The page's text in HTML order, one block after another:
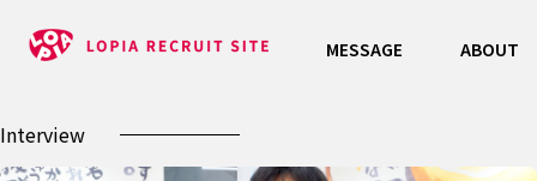
MESSAGE ABOUT
Interview